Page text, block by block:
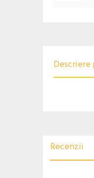
Descriere
Recenzii